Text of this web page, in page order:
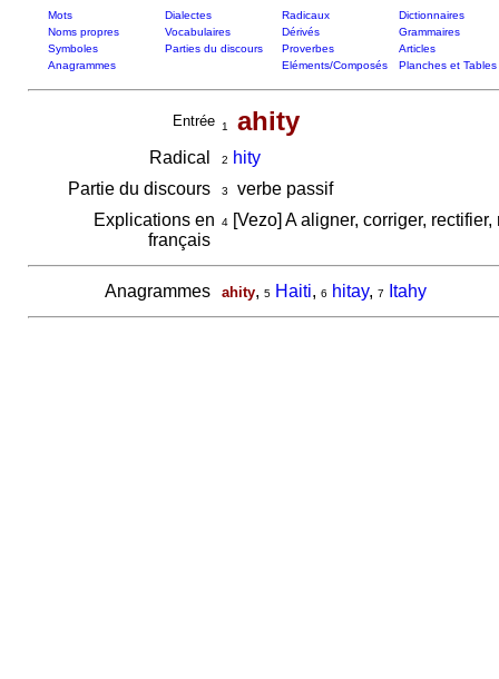
Mots Dialectes Radicaux
Dictionnaires
Noms propres
Vocabulaires Dérivés
Grammaires
Symboles
Parties du discours Proverbes
Articles
Anagrammes
Eléments/Composés Planches et Tables
Entrée 1 ahity
Radical 2
hity
Partie du discours
3
verbe passif
Explications en
français
4[Vezo] A aligner, corriger,
Anagrammes ahity, 5 Haiti, 6 hitay, 7 Itahy